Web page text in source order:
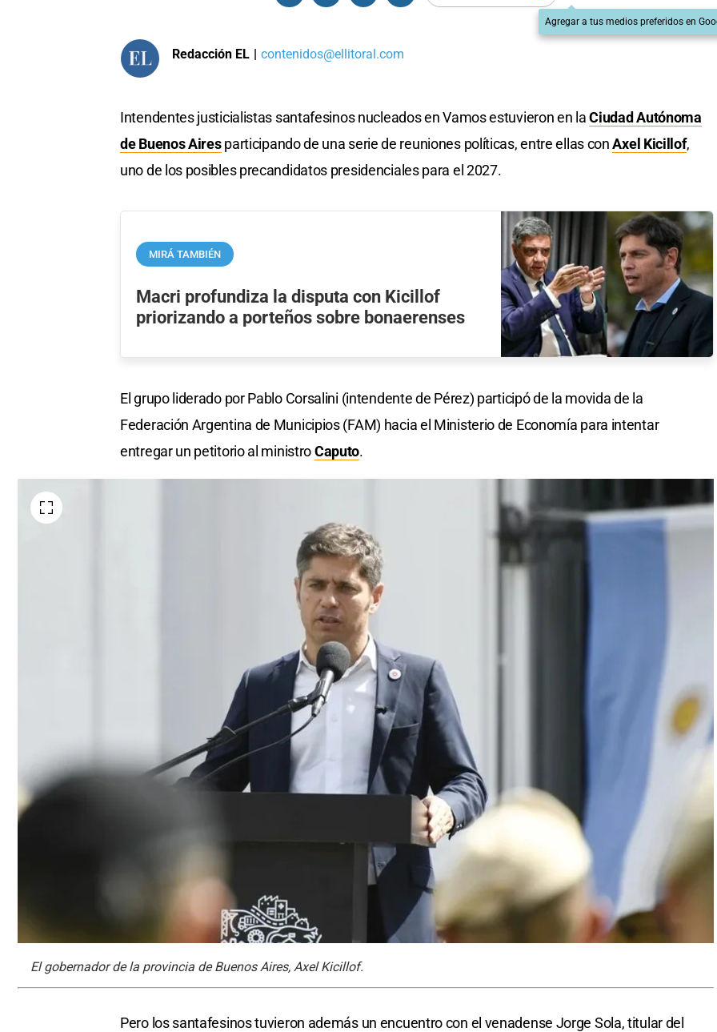
Agregar a tus medios preferidos en
Redacción EL | contenidos@ellitoral.com
Intendentes justicialistas santafesinos nucleados en Vamos estuvieron en laCiudad Autónoma
de Buenos Airesparticipando de una serie de reuniones políticas, entre ellas conAxel Kicillof,
uno de los posibles precandidatos presidenciales para el 2027.
MIRÁ TAMBIÉN
Macri profundiza la disputa con Kicillof
priorizando a porteños sobre bonaerenses
El grupo liderado por Pablo Corsalini (intendente de Pérez) participó de la movida de la
Federación Argentina de Municipios (FAM) hacia el Ministerio de Economía para intentar
entregar un petitorio al ministroCaputo.
El gobernador de la provincia de Buenos Aires, Axel Kicillof.
Pero los santafesinos tuvieron además un encuentro con el venadense Jorge Sola, titular del